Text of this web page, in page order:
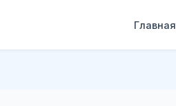
Главная